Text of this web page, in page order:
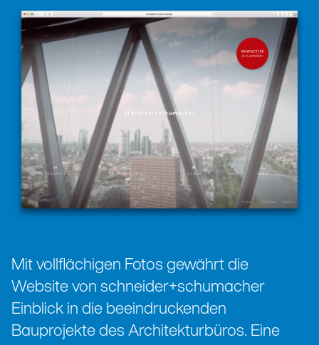
Mit vollflächigen Fotos gewährt die
Website von schneider+schumacher
Einblick in die beeindruckenden
Bauprojekte des Architekturbüros. Eine